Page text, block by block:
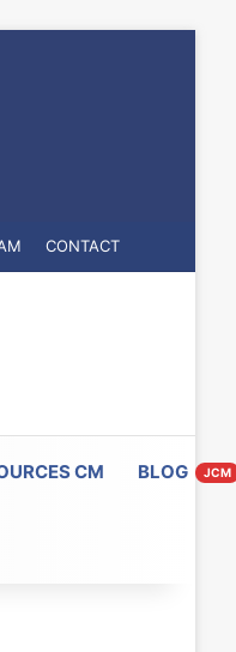
CONTACT
CM BLOG JCM